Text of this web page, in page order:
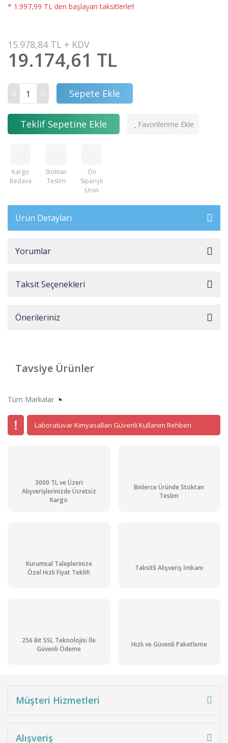
* 1.997,99 TL den başlayan taksitlerle!!
15.978,84 TL + KDV
19.174,61 TL
Sepete Ekle
Teklif Sepetine Ekle
Kargo
Bedava
Stoktan
Teslim
Ön
Siparişli
Ürün
Ürün Detayları
Yorumlar
Taksit Seçenekleri
Önerileriniz
Tavsiye Ürünler
403,24 TL + KDV
483,89 TL
Tüm Markalar
Laboratuvar Kimyasalları Güvenli Kullanım Rehberi
3000 TL ve Üzeri
Alışverişlerinizde Ücretsiz
Kargo
Binlerce Üründe Stoktan
Teslim
Kurumsal Taleplerinize
Özel Hızlı Fiyat Teklifi
Taksitli Alışveriş İmkanı
256 Bit SSL Teknolojisi İle
Güvenli Ödeme
Hızlı ve Güvenli Paketleme
Müşteri Hizmetleri
Alışveriş